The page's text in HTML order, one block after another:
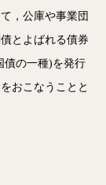
，公庫や事業団
とよばれる債券
債の一種)を発行
おこなうことと